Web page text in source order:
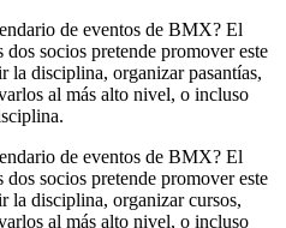
de eventos de BMX? El
socios pretende promover este
la disciplina, organizar pasantías,
al más alto nivel, o incluso
de eventos de BMX? El
socios pretende promover este
la disciplina, organizar cursos,
al más alto nivel, o incluso